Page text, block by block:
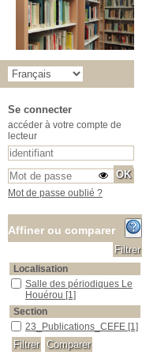
Se connecter
accéder à votre compte de
lecteur
Mot de passe oublié ?
Affiner ou comparer
Localisation
Salle des périodiques Le Houérou
Salle des périodiques Le
Houérou [1]
Section
23_Publications_CEFE
23_Publications_CEFE [1]